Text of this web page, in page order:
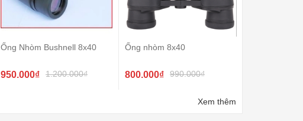
Ống Nhòm Bushnell 8x40
950.000₫ 1.200.000₫
Ống nhòm 8x40
800.000₫ 990.000₫
Xem thêm